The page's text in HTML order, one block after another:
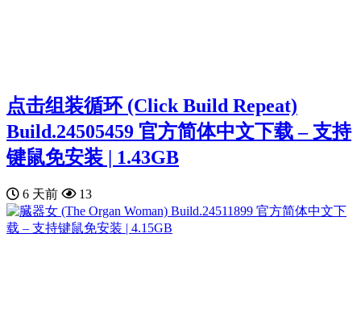
点击组装循环 (Click Build Repeat)
Build.24505459 官方简体中文下载 – 支持
键鼠免安装 | 1.43GB
6 天前 13